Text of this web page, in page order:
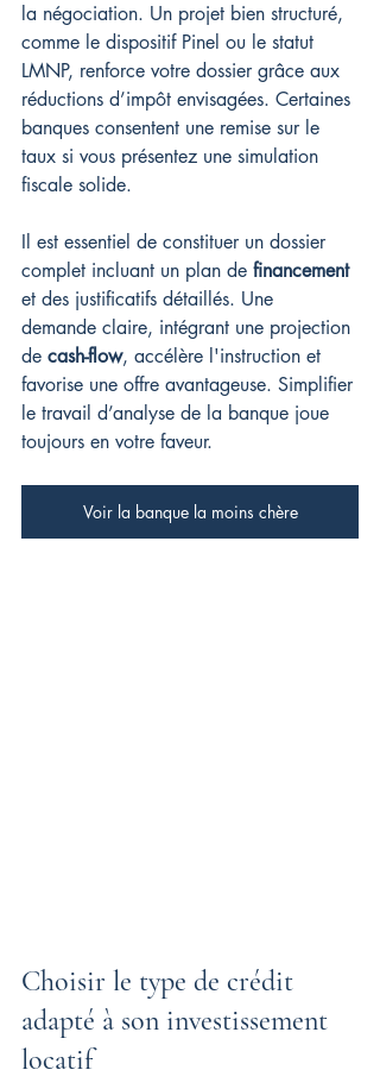
la négociation. Un projet bien structuré,
comme le dispositif Pinel ou le statut
LMNP, renforce votre dossier grâce aux
réductions d’impôt envisagées. Certaines
banques consentent une remise sur le
taux si vous présentez une simulation
fiscale solide.
Il est essentiel de constituer un dossier
complet incluant un plan de financement
et des justificatifs détaillés. Une
demande claire, intégrant une projection
de cash-flow, accélère l'instruction et
favorise une offre avantageuse. Simplifier
le travail d’analyse de la banque joue
toujours en votre faveur.
Voir la banque la moins chère
Choisir le type de crédit
adapté à son investissement
locatif